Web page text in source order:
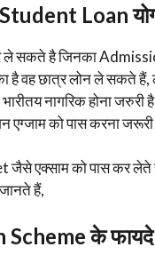
Loan
ले सकते है जिनका
है वह छात्र लोन ले सकते
भारीतय नागरिक
एग्जाम को पास करना
जैसे एक्साम को पास कर
हैं,
Scheme के फायदे